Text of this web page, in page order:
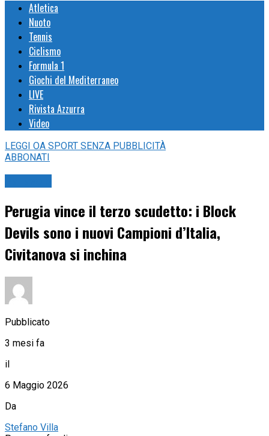
Atletica
Nuoto
Tennis
Ciclismo
Formula 1
Giochi del Mediterraneo
LIVE
Rivista Azzurra
Video
LEGGI OA SPORT SENZA PUBBLICITÀ
ABBONATI
Perugia vince il terzo scudetto: i Block
Devils sono i nuovi Campioni d’Italia,
Civitanova si inchina
Pubblicato
3 mesi fa
il
6 Maggio 2026
Da
Stefano Villa